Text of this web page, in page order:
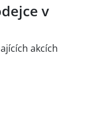
v
akcích